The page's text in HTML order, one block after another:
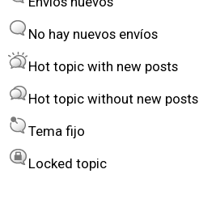
d
e
r
y
t
No hay nuevos envíos
Hot topic with new posts
Hot topic without new posts
Tema fijo
Locked topic